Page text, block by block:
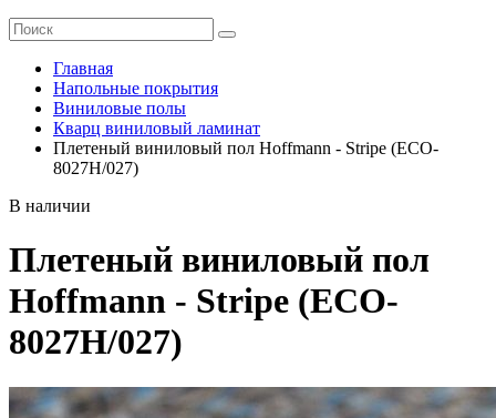
Главная
Напольные покрытия
Виниловые полы
Кварц виниловый ламинат
Плетеный виниловый пол Hoffmann - Stripe (ECO-
8027H/027)
В наличии
Плетеный виниловый пол
Hoffmann - Stripe (ECO-
8027H/027)